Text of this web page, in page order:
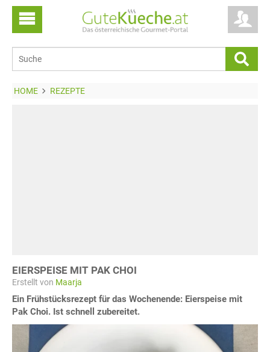
HOME REZEPTE
EIERSPEISE MIT PAK CHOI
Erstellt von Maarja
Ein Frühstücksrezept für das Wochenende: Eierspeise mit
Pak Choi. Ist schnell zubereitet.